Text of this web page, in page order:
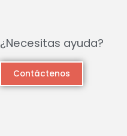
¿Necesitas ayuda?
Contáctenos